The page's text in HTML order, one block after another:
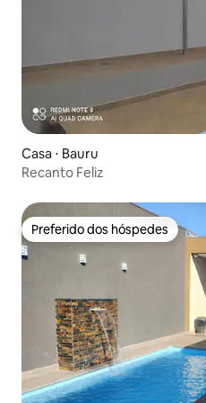
Casa ⋅ Bauru
Recanto Feliz
Preferido dos hóspedes
Preferido dos hóspedes